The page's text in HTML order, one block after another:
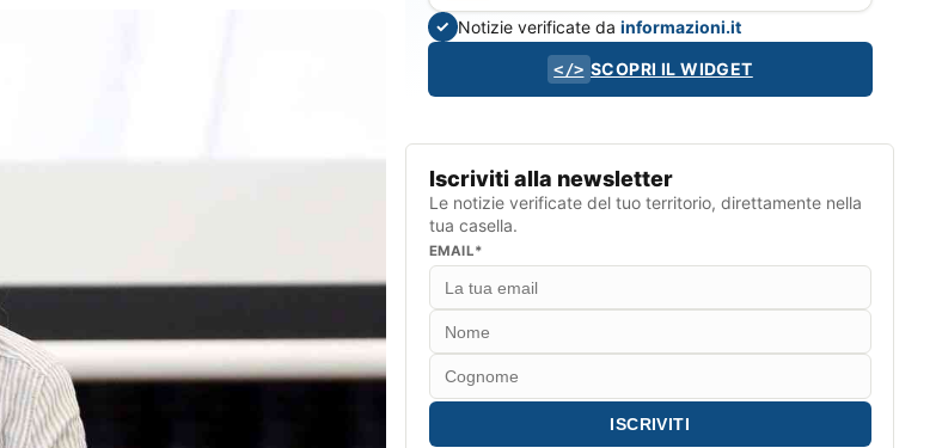
✓ Notizie verificate da informazioni.it
</> SCOPRI IL WIDGET
Iscriviti alla newsletter
Le notizie verificate del tuo territorio, direttamente nella
tua casella.
EMAIL*